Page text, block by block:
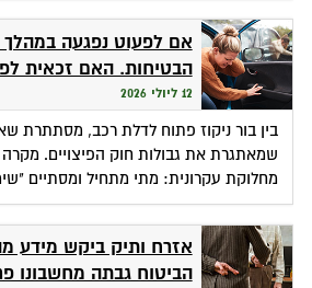
אם לפעוט נפגעה במהלך
הבטיחות. האם זכאית
12 ליולי 2026
בין בור ניקוז פתוח לדלת רכב, מסתתרת
שמאתגרת את גבולות חוק הפיצויים. מקרה
מחלוקת עקרונית: מתי מתחיל ומסתיים
אזרח ותיק ביקש מידע
הביטוח גבתה מחשבונו